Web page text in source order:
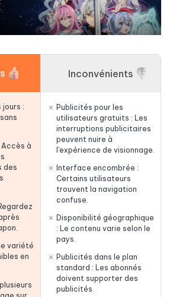
jours :
à
des
variété
en
Inconvénients
Publicités pour les
utilisateurs gratuits : Les
interruptions publicitaires
peuvent nuire à
l'expérience de visionnage.
Interface encombrée :
Certains utilisateurs
trouvent la navigation
confuse.
Disponibilité géographique
: Le contenu varie selon le
pays.
Publicités dans le plan
standard : Les abonnés
doivent supporter des
publicités.